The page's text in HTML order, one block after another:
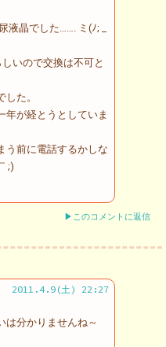
液晶でした……. ミ(ﾉ; _
いので交換は不可と
た。
年が経とうとしていま
う前に電話するかしな
;)
▶このコメントに返信
2011.4.9(土) 22:27
は分かりませんね～